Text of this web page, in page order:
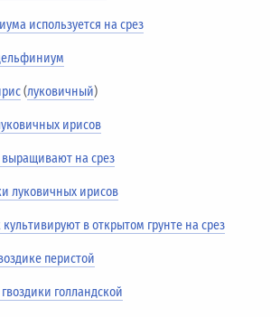
используется на срез
(луковичный)
ирисов
выращивают на срез
луковичных ирисов
в открытом грунте на срез
перистой
голландской